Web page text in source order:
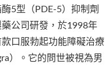
5型（PDE-5）抑制劑
公司研發，於1998年
口服勃起功能障礙治療
）。它的問世被視為男